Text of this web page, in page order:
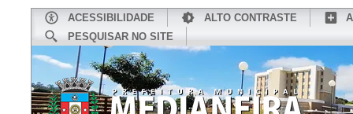
ACESSIBILIDADE ALTO CONTRASTE
PESQUISAR NO SITE